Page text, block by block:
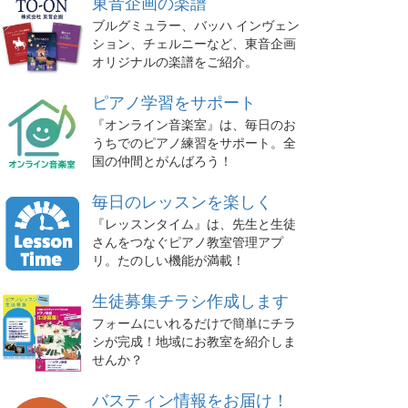
ブルグミュラー、バッハ インヴェン
ション、チェルニーなど、東音企画
オリジナルの楽譜をご紹介。
ピアノ学習をサポート
『オンライン音楽室』は、毎日のお
うちでのピアノ練習をサポート。全
国の仲間とがんばろう！
毎日のレッスンを楽しく
『レッスンタイム』は、先生と生徒
さんをつなぐピアノ教室管理アプ
リ。たのしい機能が満載！
生徒募集チラシ作成します
フォームにいれるだけで簡単にチラ
シが完成！地域にお教室を紹介しま
せんか？
バスティン情報をお届け！